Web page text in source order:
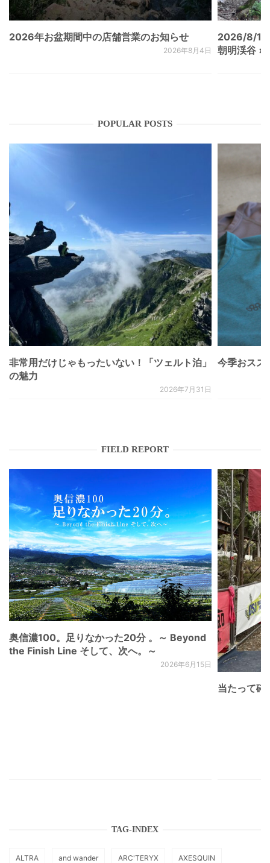
2026年お盆期間中の店舗営業のお知らせ
2026年8月4日
2026/8/
朝明渓谷 ×
POPULAR POSTS
非常用だけじゃもったいない！「ツェルト泊」
の魅力
2026年7月31日
今季おスス
FIELD REPORT
奥信濃100。足りなかった20分 。～ Beyond
the Finish Line そして、次へ。～
2026年6月15日
当たって砕
TAG-INDEX
ALTRA and wander ARC'TERYX AXESQUIN